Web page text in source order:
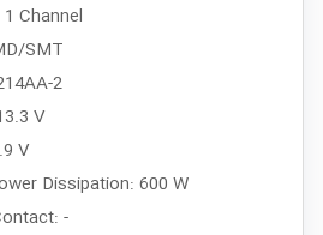
Channel
SMT
2
V
V
Dissipation: 600 W
-